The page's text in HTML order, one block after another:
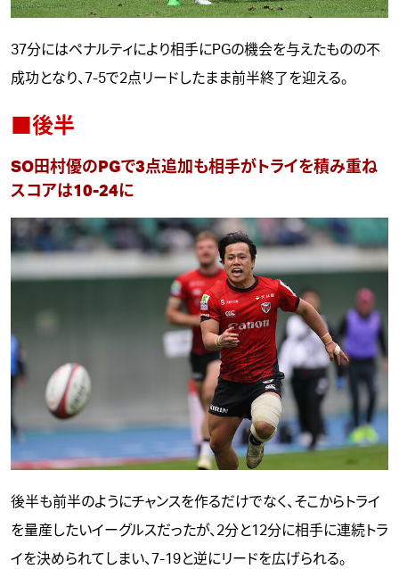
37分にはペナルティにより相手にPGの機会を与えたものの不
成功となり、7-5で2点リードしたまま前半終了を迎える。
■後半
SO田村優のPGで3点追加も相手がトライを積み重ね
スコアは10-24に
後半も前半のようにチャンスを作るだけでなく、そこからトライ
を量産したいイーグルスだったが、2分と12分に相手に連続トラ
イを決められてしまい、7-19と逆にリードを広げられる。